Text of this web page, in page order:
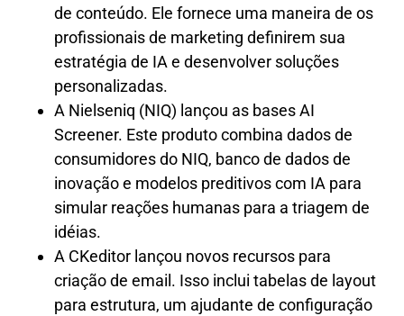
de conteúdo. Ele fornece uma maneira de os
profissionais de marketing definirem sua
estratégia de IA e desenvolver soluções
personalizadas.
A Nielseniq (NIQ) lançou as bases AI
Screener. Este produto combina dados de
consumidores do NIQ, banco de dados de
inovação e modelos preditivos com IA para
simular reações humanas para a triagem de
idéias.
A CKeditor lançou novos recursos para
criação de email. Isso inclui tabelas de layout
para estrutura, um ajudante de configuração